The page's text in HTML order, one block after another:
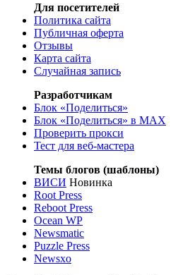
Для посетителей
Политика сайта
Публичная оферта
Отзывы
Карта сайта
Случайная запись
Разработчикам
Блок «Поделиться»
Блок «Поделиться» в MAX
Проверить прокси
Тест для веб-мастера
Темы блогов (шаблоны)
ВИСИ Новинка
Root Press
Reboot Press
Ocean WP
Newsmatic
Puzzle Press
Newsxo